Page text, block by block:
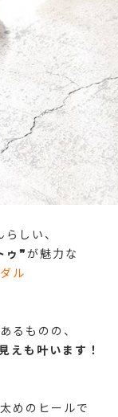
しい、
ゥ❞が魅力な
ル
るものの、
えも叶います！
めのヒールで